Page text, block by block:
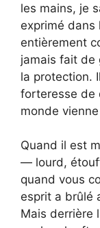
les mains, je
exprimé dans
entièrement
jamais fait de
la protection.
forteresse de
monde
Quand il est
— lourd,
quand vous
esprit a brûlé
Mais derrière